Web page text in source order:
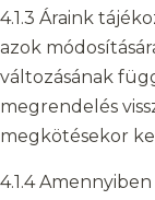
4.1.3 Áraink
azok
változásának
megrendelés
megkötésekor
4.1.4